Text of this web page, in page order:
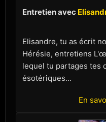
Entretien avec
Elisandre, tu as écrit
Hérésie, entretiens
lequel tu partages tes
ésotériques...
En